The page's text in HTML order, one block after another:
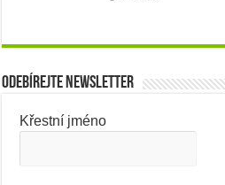
Odebírejte newsletter
Křestní jméno